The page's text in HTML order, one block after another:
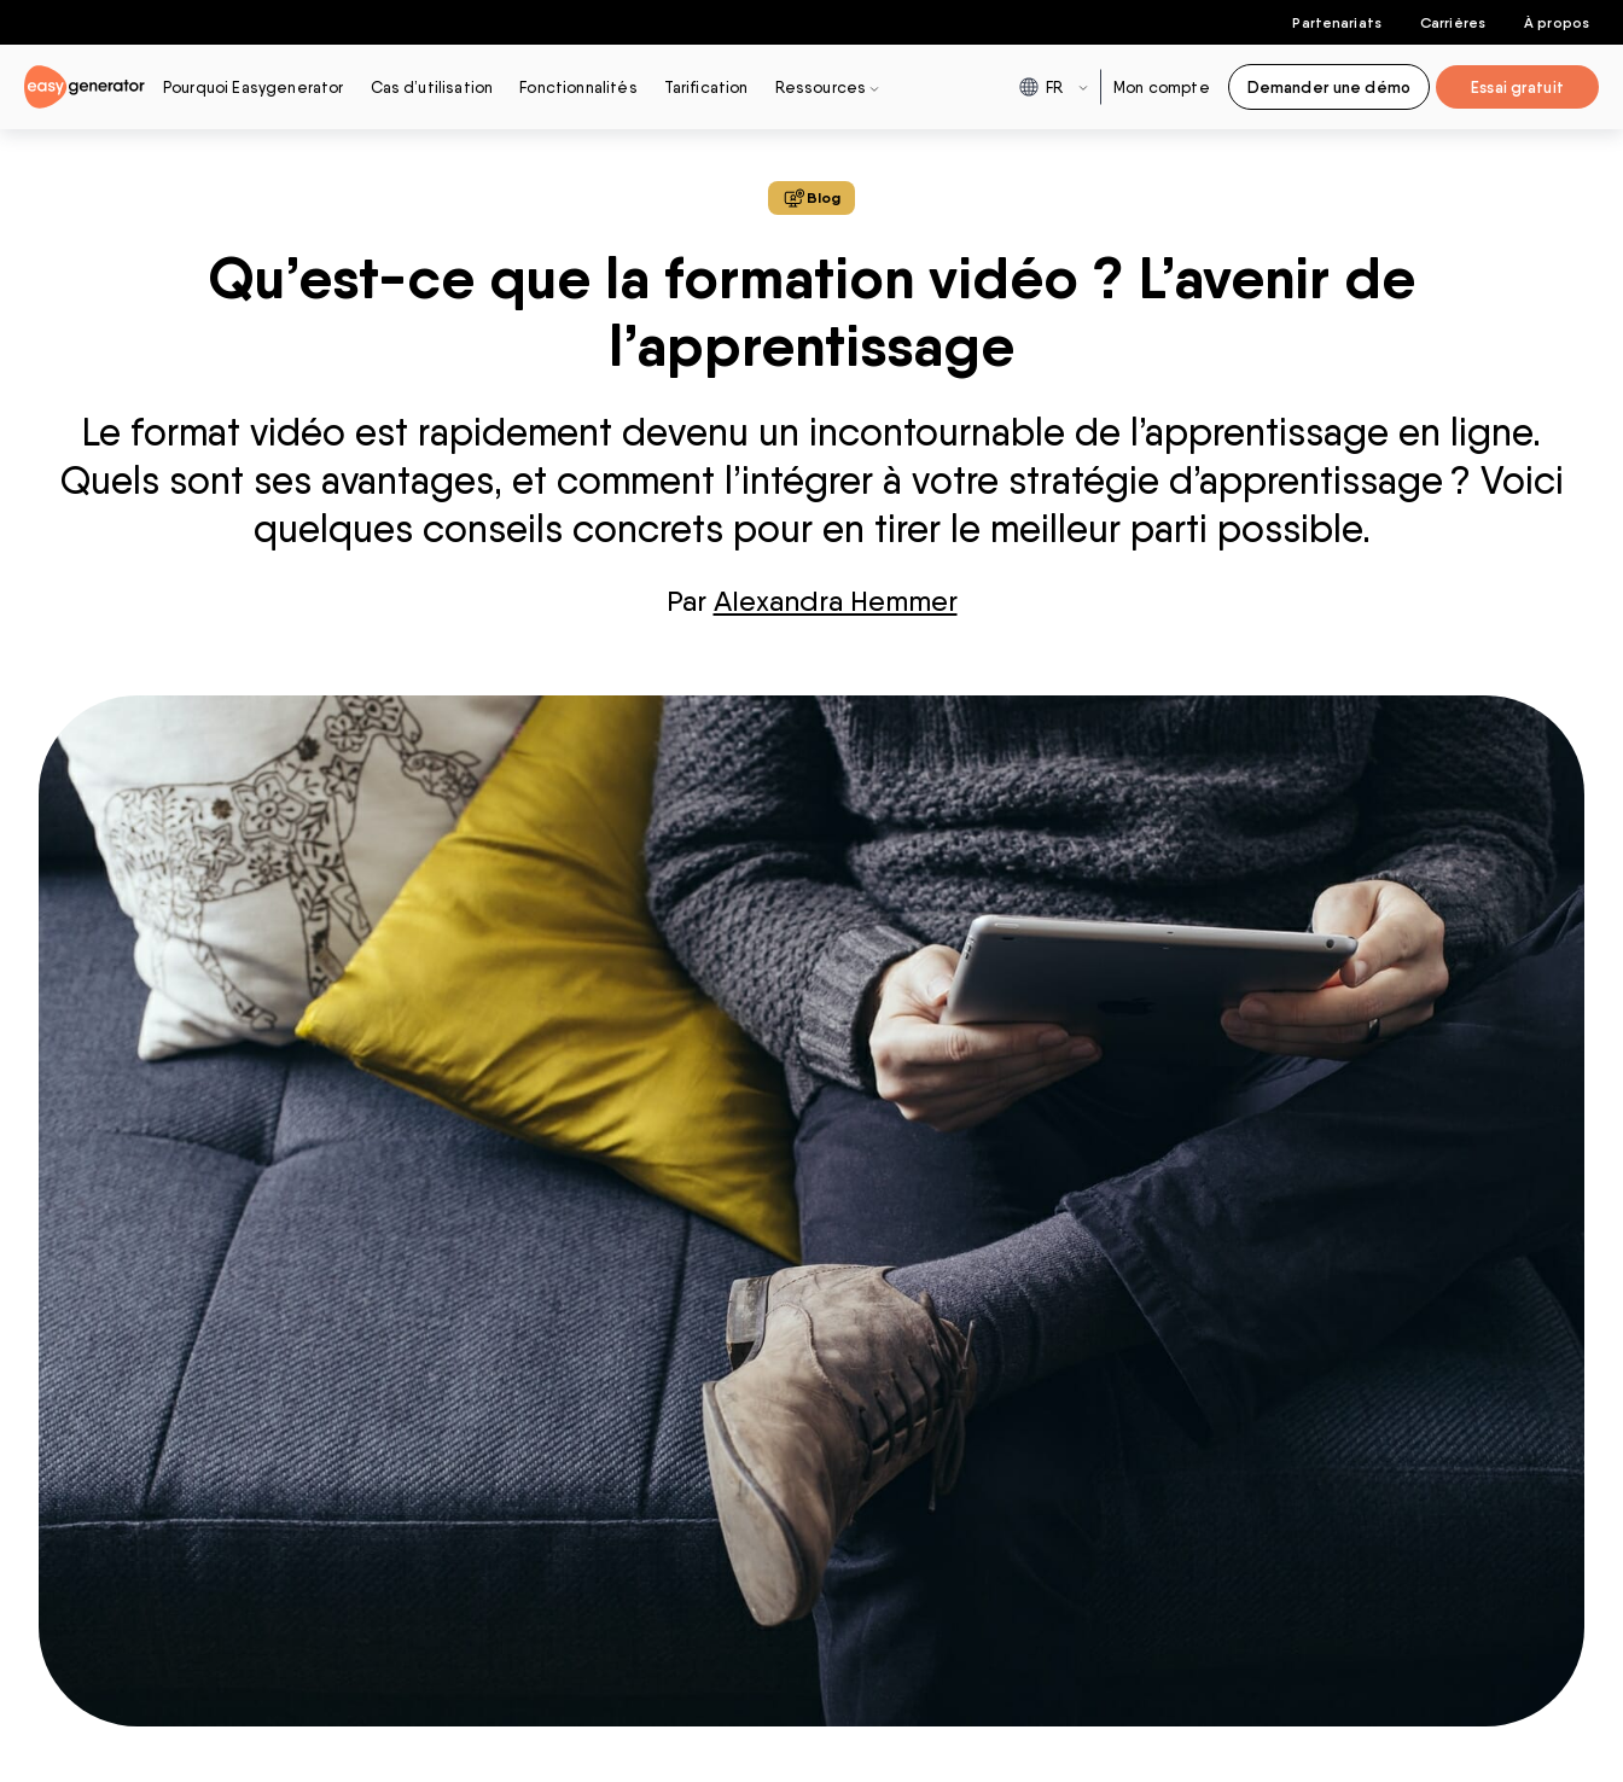
Partenariats Carrières À propos
Pourquoi Easygenerator Cas d’utilisation Fonctionnalités Tarification Ressources FR Mon compte Demander une démo Essai gratuit
Blog
Qu’est-ce que la formation vidéo ? L’avenir de
l’apprentissage
Le format vidéo est rapidement devenu un incontournable de l’apprentissage en ligne.
Quels sont ses avantages, et comment l’intégrer à votre stratégie d’apprentissage ? Voici
quelques conseils concrets pour en tirer le meilleur parti possible.
Par Alexandra Hemmer